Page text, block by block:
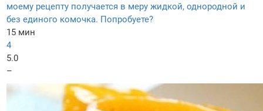
моему рецепту получается в меру жидкой, однородной и
без единого комочка. Попробуете?
15 мин
4
5.0
–